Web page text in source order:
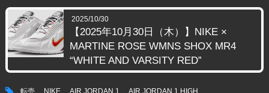
2025/10/30
【2025年10月30日（木）】NIKE ×
MARTINE ROSE WMNS SHOX MR4
“WHITE AND VARSITY RED”
転売 NIKE AIR JORDAN 1 AIR JORDAN 1 HIGH